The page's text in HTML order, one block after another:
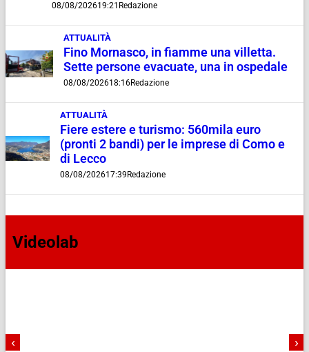
08/08/202619:21 Redazione
ATTUALITÀ
Fino Mornasco, in fiamme una villetta.
Sette persone evacuate, una in ospedale
08/08/202618:16Redazione
ATTUALITÀ
Fiere estere e turismo: 560mila euro
(pronti 2 bandi) per le imprese di Como e
di Lecco
08/08/202617:39 Redazione
Videolab
‹ ›